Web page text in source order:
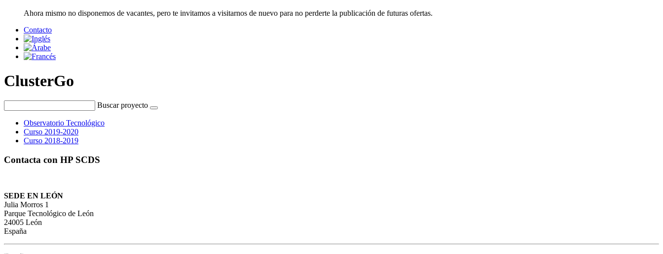
Ahora mismo no disponemos de vacantes, pero te invitamos a visitarnos de nuevo para no perderte la publicación de futuras ofertas.
Contacto
ClusterGo
Buscar proyecto
Observatorio Tecnológico
Curso 2019-2020
Curso 2018-2019
Contacta con HP SCDS
SEDE EN LEÓN
Julia Morros 1
Parque Tecnológico de León
24005 León
España